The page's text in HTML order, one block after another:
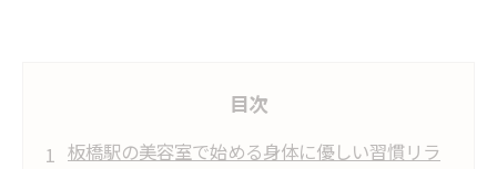
目次
板橋駅の美容室で始める身体に優しい習慣リラ